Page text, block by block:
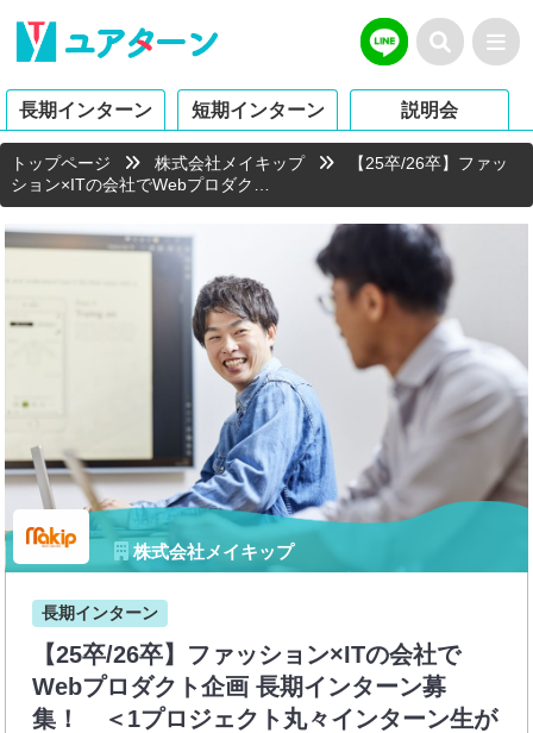
長期インターン 短期インターン 説明会
トップページ 株式会社メイキップ
【25卒/26卒】ファッ
ション×ITの会社でWebプロダク…
株式会社メイキップ
長期インターン
【25卒/26卒】ファッション×ITの会社で
Webプロダクト企画 長期インターン募
集！ ＜1プロジェクト丸々インターン生が